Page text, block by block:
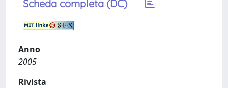
Scheda completa (DC)
Anno
2005
Rivista